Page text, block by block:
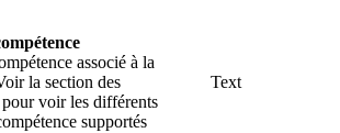
associé à la
la section des
voir les différents
supportés
Text